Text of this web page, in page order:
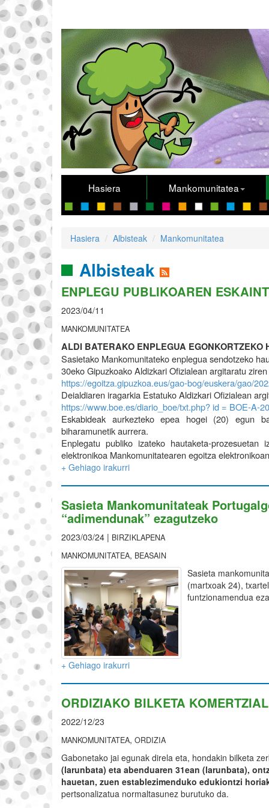
Hasiera Mankomunitatea
Hasiera Albisteak Mankomunitatea
Albisteak
ENPLEGU PUBLIKOAREN
2023/04/11
MANKOMUNITATEA
ALDI BATERAKO ENPLEGUA EGONKORTZEKO
Sasietako Mankomunitateko enplegua sendotzeko
30eko Gipuzkoako Aldizkari Ofizialean argitaratu
https://egoitza.gipuzkoa.eus/gao-bog/euskera/gao/
Deialdiaren iragarkia Estatuko Aldizkari Ofizialean
https://www.boe.es/diario_boe/txt.php? id = BOE-A-
Eskabideak aurkezteko epea hogei (20) egun
biharamunetik aurrera.
Enplegatu publiko izateko hautaketa-
elektronikoa Mankomunitatearen egoitza
+ Gehiago irakurri
Sasieta Mankomunitateak
“adimendunak” ezagutzeko
2023/03/24 | BIRZIKLAPENA
MANKOMUNITATEA, BEASAIN
Sasieta
(martxoak 24),
funtzionamendua
+ Gehiago irakurri
ORDIZIAKO BILKETA
2022/12/23
MANKOMUNITATEA, ORDIZIA
Gabonetako jai egunak direla eta, hondakin bilketa
(larunbata) eta abenduaren 31ean (larunbata),
hauetan, zuen establezimenduko edukiontzi
pertsonalizatua normaltasunez burutuko da.